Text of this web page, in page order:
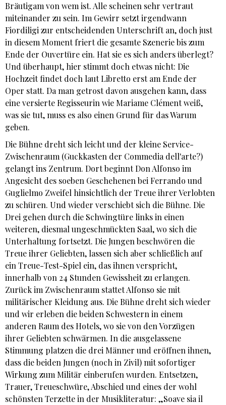
Bräutigam von wem ist. Alle scheinen sehr vertraut
miteinander zu sein. Im Gewirr setzt irgendwann
Fiordiligi zur entscheidenden Unterschrift an, doch just
in diesem Moment friert die gesamte Szenerie bis zum
Ende der Ouvertüre ein. Hat sie es sich anders überlegt?
Und überhaupt, hier stimmt doch etwas nicht: Die
Hochzeit findet doch laut Libretto erst am Ende der
Oper statt. Da man getrost davon ausgehen kann, dass
eine versierte Regisseurin wie Mariame Clément weiß,
was sie tut, muss es also einen Grund für das Warum
geben.
Die Bühne dreht sich leicht und der kleine Service-
Zwischenraum (Guckkasten der Commedia dell'arte?)
gelangt ins Zentrum. Dort beginnt Don Alfonso im
Angesicht des soeben Geschehenen bei Ferrando und
Guglielmo Zweifel hinsichtlich der Treue ihrer Verlobten
zu schüren. Und wieder verschiebt sich die Bühne. Die
Drei gehen durch die Schwingtüre links in einen
weiteren, diesmal ungeschmückten Saal, wo sich die
Unterhaltung fortsetzt. Die Jungen beschwören die
Treue ihrer Geliebten, lassen sich aber schließlich auf
ein Treue-Test-Spiel ein, das ihnen verspricht,
innerhalb von 24 Stunden Gewissheit zu erlangen.
Zurück im Zwischenraum stattet Alfonso sie mit
militärischer Kleidung aus. Die Bühne dreht sich wieder
und wir erleben die beiden Schwestern in einem
anderen Raum des Hotels, wo sie von den Vorzügen
ihrer Geliebten schwärmen. In die ausgelassene
Stimmung platzen die drei Männer und eröffnen ihnen,
dass die beiden Jungen (noch in Zivil) mit sofortiger
Wirkung zum Militär einberufen wurden. Entsetzen,
Trauer, Treueschwüre, Abschied und eines der wohl
schönsten Terzette in der Musikliteratur: „Soave sia il